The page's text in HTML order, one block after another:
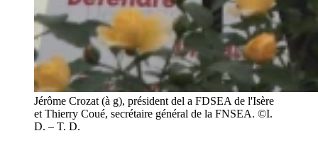
Jérôme Crozat (à g), président del a FDSEA de l'Isère
et Thierry Coué, secrétaire général de la FNSEA. ©I.
D. – T. D.